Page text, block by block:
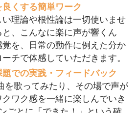
くする簡単ワーク
い理論や根性論は一切使いませ
、こんなに楽に声が響くん
を、日常の動作に例えた分か
チで体感していただきます。
での実践・フィードバック
を歌ってみたり、その場で声が
ワク感を一緒に楽しんでいき